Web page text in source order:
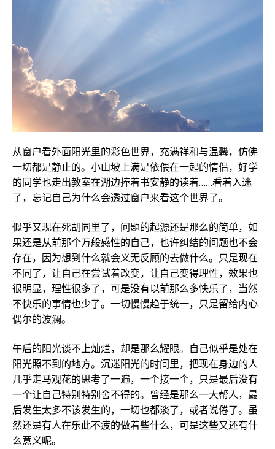
从窗户看外面阳光里的彩色世界，充满祥和与温馨，仿佛
一切都是静止的。小山坡上满是依偎在一起的情侣，好学
的同学也走出教室在湖边捧着书安静的读着……看着入迷
了，忘记自己为什么会透过窗户来看这个世界了。
似乎又现在死胡同里了，问题的起源还是那么的简单，如
果还是从前那个万般感性的自己，也许纠结的问题也不会
存在，因为想到什么就会义无反顾的去做什么。只是现在
不同了，让自己在尝试着改变，让自己变得理性，效果也
很明显，理性很多了，可是没有以前那么多快乐了，当然
不快乐的事情也少了。一切慢慢趋于统一，只是留给内心
偶尔的波澜。
午后的阳光谈不上灿烂，却是那么耀眼。自己似乎是处在
阳光照不到的地方。沉迷阳光的时间里，把现在身边的人
几乎走马观花的思考了一遍，一个接一个，只是最后没有
一个让自己特别特别舍不得的。曾经是那么一大帮人，最
后发生太多不该发生的，一切也都淡了，或者说倦了。虽
然还是有人在乐此不疲的做着些什么，可是这些又还有什
么意义呢。